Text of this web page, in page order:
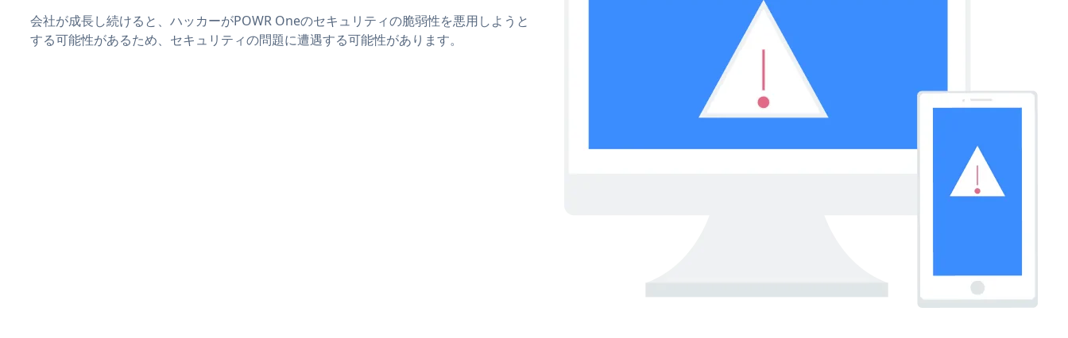
会社が成長し続けると、ハッカーがPOWR Oneのセキュリティの脆弱性を悪用しようと
する可能性があるため、セキュリティの問題に遭遇する可能性があります。